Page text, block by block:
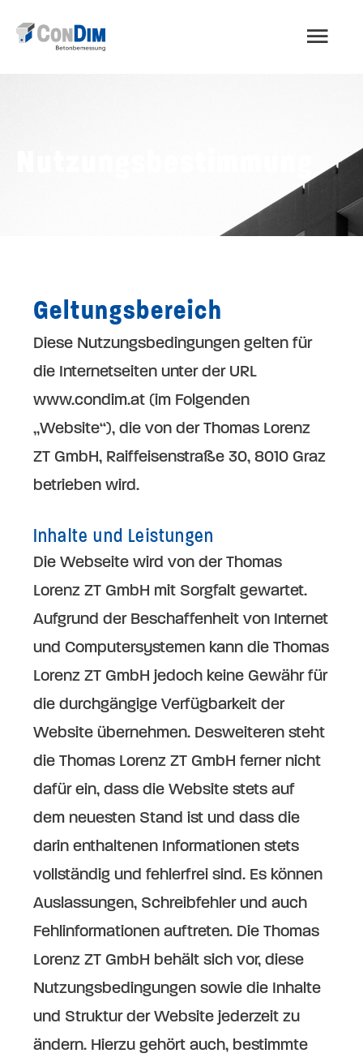
Inhalt
Geltungsbereich
Diese Nutzungsbedingungen gelten für
die Internetseiten unter der URL
www.condim.at (im Folgenden
„Website“), die von der Thomas Lorenz
ZT GmbH, Raiffeisenstraße 30, 8010 Graz
betrieben wird.
Inhalte und Leistungen
Die Webseite wird von der Thomas
Lorenz ZT GmbH mit Sorgfalt gewartet.
Aufgrund der Beschaffenheit von Internet
und Computersystemen kann die Thomas
Lorenz ZT GmbH jedoch keine Gewähr für
die durchgängige Verfügbarkeit der
Website übernehmen. Desweiteren steht
die Thomas Lorenz ZT GmbH ferner nicht
dafür ein, dass die Website stets auf
dem neuesten Stand ist und dass die
darin enthaltenen Informationen stets
vollständig und fehlerfrei sind. Es können
Auslassungen, Schreibfehler und auch
Fehlinformationen auftreten. Die Thomas
Lorenz ZT GmbH behält sich vor, diese
Nutzungsbedingungen sowie die Inhalte
und Struktur der Website jederzeit zu
ändern. Hierzu gehört auch, bestimmte